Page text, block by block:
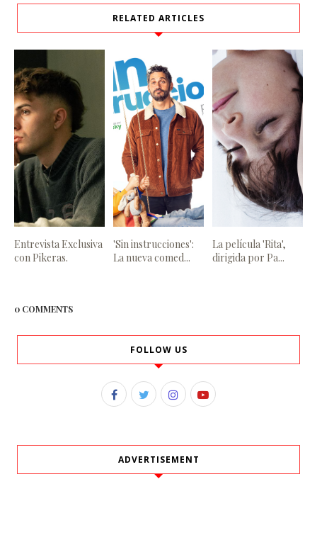
RELATED ARTICLES
Entrevista Exclusiva
con Pikeras.
'Sin instrucciones':
La nueva comed...
La película 'Rita',
dirigida por Pa...
0 COMMENTS
FOLLOW US
ADVERTISEMENT